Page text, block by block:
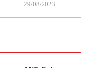
29/08/2023